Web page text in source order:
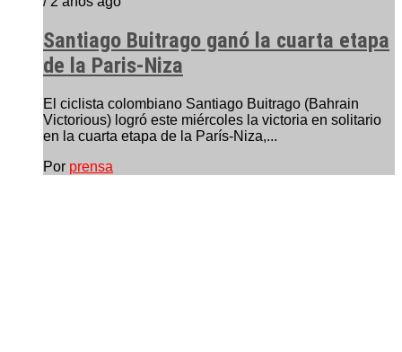
Santiago Buitrago ganó la cuarta etapa
de la Paris-Niza
El ciclista colombiano Santiago Buitrago (Bahrain
Victorious) logró este miércoles la victoria en solitario
en la cuarta etapa de la París-Niza,...
Por prensa